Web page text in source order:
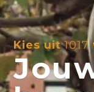
Kies uit1017